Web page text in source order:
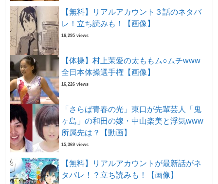
【無料】リアルアカウント３話のネタバ
レ！立ち読みも！【画像】
16,295 views
【体操】村上茉愛の太ももム○ムチwww
全日本体操選手権【画像】
16,226 views
「さらば青春の光」東口が先輩芸人「鬼
ヶ島」の和田の嫁・中山楽美と浮気www
所属先は？【動画】
15,369 views
【無料】リアルアカウントが最新話がネ
タバレ！？立ち読みも！【画像】